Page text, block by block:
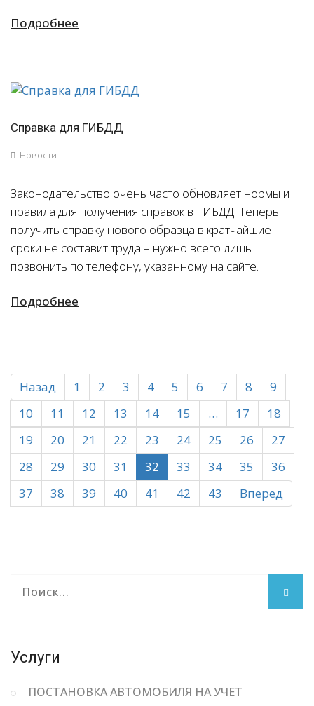
Подробнее
Справка для ГИБДД
Новости
Законодательство очень часто обновляет нормы и
правила для получения справок в ГИБДД. Теперь
получить справку нового образца в кратчайшие
сроки не составит труда – нужно всего лишь
позвонить по телефону, указанному на сайте.
Подробнее
Назад 1 2 3 4 5 6 7 8
9
10
11 12 13 14 15 … 17
18
19
20 21 22 23 24 25 26
27
28
29 30 31 32 33 34 35
36
37
38 39 40 41 42 43 Вперед
Услуги
ПОСТАНОВКА АВТОМОБИЛЯ НА УЧЕТ